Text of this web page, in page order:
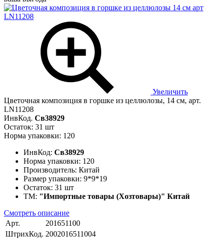
Увеличить
Цветочная композиция в горшке из целлюлозы, 14 см, арт.
LN11208
ИнвКод. Св38929
Остаток: 31 шт
Норма упаковки: 120
ИнвКод: Св38929
Норма упаковки: 120
Производитель: Китай
Размер упаковки: 9*9*19
Остаток: 31 шт
ТМ: "Импортные товары (Хозтовары)" Китай
Смотреть описание
Арт.
201651100
ШтрихКод. 2002016511004